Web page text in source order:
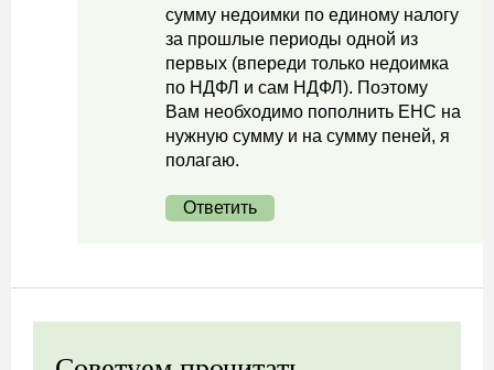
сумму недоимки по единому налогу
за прошлые периоды одной из
первых (впереди только недоимка
по НДФЛ и сам НДФЛ). Поэтому
Вам необходимо пополнить ЕНС на
нужную сумму и на сумму пеней, я
полагаю.
Ответить